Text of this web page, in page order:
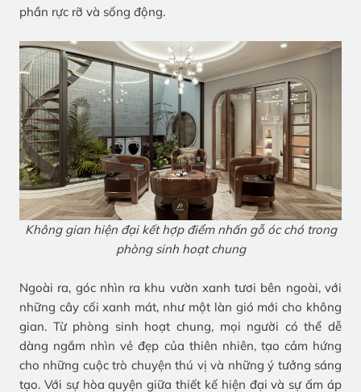
phần rực rỡ và sống động.
Không gian hiện đại kết hợp điểm nhấn gỗ óc chó trong
phòng sinh hoạt chung
Ngoài ra, góc nhìn ra khu vườn xanh tươi bên ngoài, với
những cây cối xanh mát, như một làn gió mới cho không
gian. Từ phòng sinh hoạt chung, mọi người có thể dễ
dàng ngắm nhìn vẻ đẹp của thiên nhiên, tạo cảm hứng
cho những cuộc trò chuyện thú vị và những ý tưởng sáng
tạo. Với sự hòa quyện giữa thiết kế hiện đại và sự ấm áp